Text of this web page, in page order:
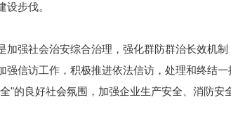
步伐。
强社会治安综合治理，强化群防群治长效机制
强信访工作，积极推进依法信访，处理和终结
"的良好社会氛围，加强企业生产安全、消防安